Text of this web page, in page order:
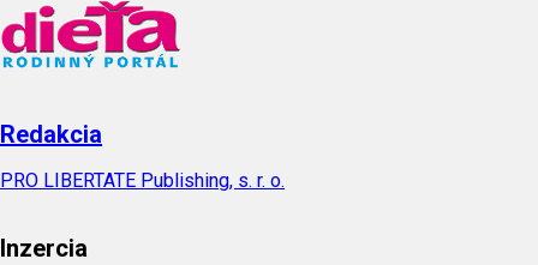
Redakcia
PRO LIBERTATE Publishing, s. r. o.
Inzercia